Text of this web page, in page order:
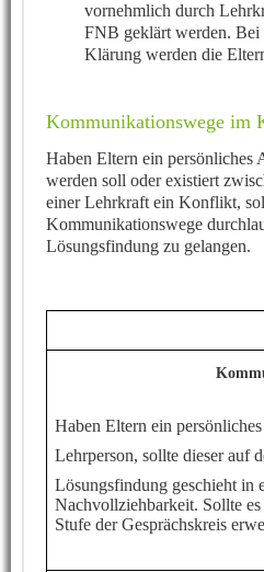
vornehmlich durch
FNB geklärt werden.
Klärung werden die
Kommunikationswege im
Haben Eltern ein persönliches
werden soll oder existiert
einer Lehrkraft ein Konflikt,
Kommunikationswege
Lösungsfindung zu gelangen.
Haben Eltern ein
Lehrperson, sollte dieser auf
Lösungsfindung geschieht in
Nachvollziehbarkeit. Sollte
Stufe der Gesprächskreis